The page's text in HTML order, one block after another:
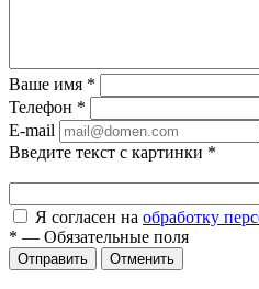
Ваше имя *
Телефон *
E-mail
Введите текст с картинки *
Я согласен на обработку
* — Обязательные поля
Отправить Отменить